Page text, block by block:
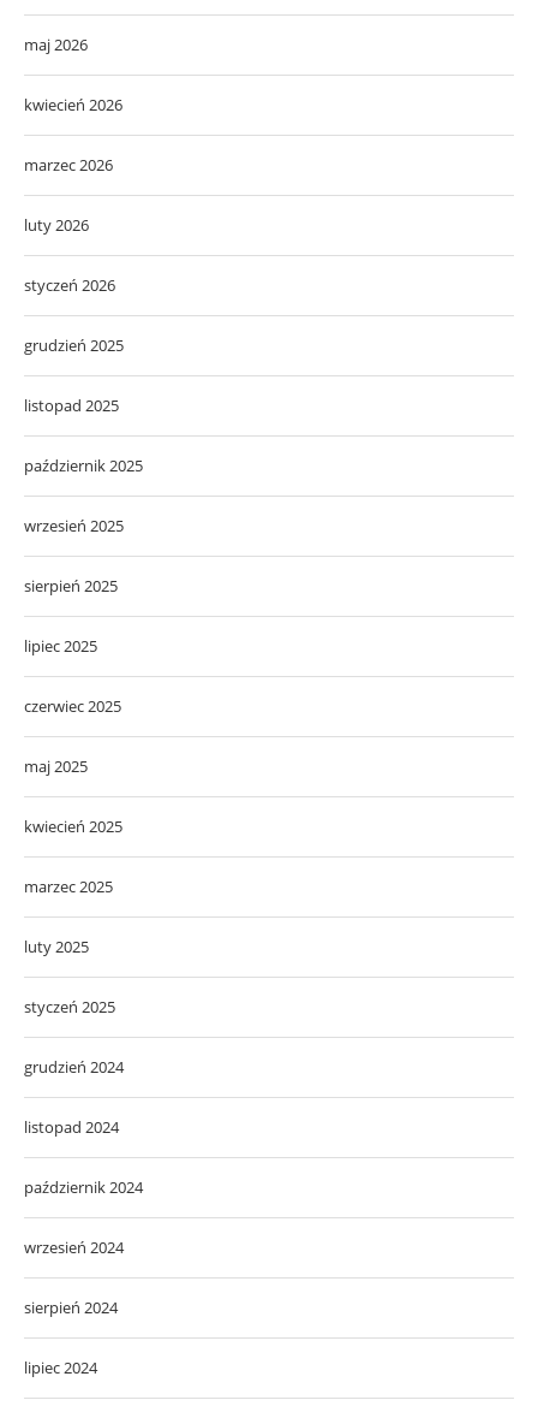
maj 2026
kwiecień 2026
marzec 2026
luty 2026
styczeń 2026
grudzień 2025
listopad 2025
październik 2025
wrzesień 2025
sierpień 2025
lipiec 2025
czerwiec 2025
maj 2025
kwiecień 2025
marzec 2025
luty 2025
styczeń 2025
grudzień 2024
listopad 2024
październik 2024
wrzesień 2024
sierpień 2024
lipiec 2024